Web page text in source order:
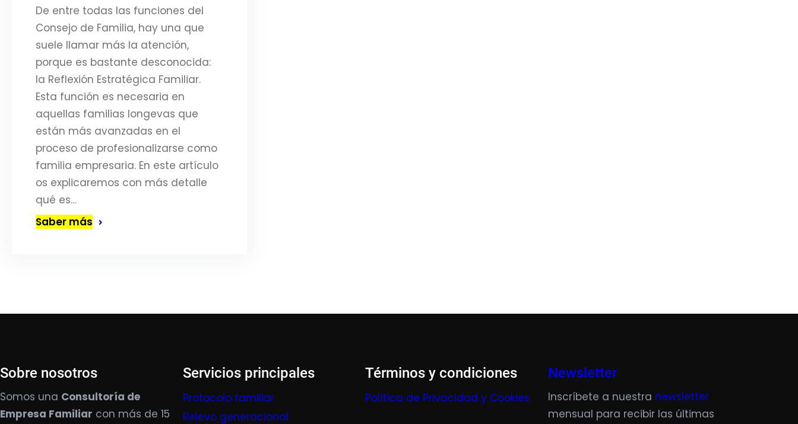
De entre todas las funciones del
Consejo de Familia, hay una que
suele llamar más la atención,
porque es bastante desconocida:
la Reflexión Estratégica Familiar.
Esta función es necesaria en
aquellas familias longevas que
están más avanzadas en el
proceso de profesionalizarse como
familia empresaria. En este artículo
os explicaremos con más detalle
qué es…
Saber más
Sobre nosotros
Somos una Consultoría de
Empresa Familiar con más de 15
Servicios principales
Protocolo familiar
Relevo generacional
Términos y condiciones
Política de Privacidad y Cookies
Newsletter
Inscríbete a nuestra newsletter
mensual para recibir las últimas